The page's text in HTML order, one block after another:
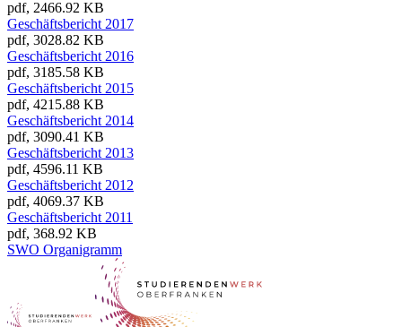
pdf, 2466.92 KB
Geschäftsbericht 2017
pdf, 3028.82 KB
Geschäftsbericht 2016
pdf, 3185.58 KB
Geschäftsbericht 2015
pdf, 4215.88 KB
Geschäftsbericht 2014
pdf, 3090.41 KB
Geschäftsbericht 2013
pdf, 4596.11 KB
Geschäftsbericht 2012
pdf, 4069.37 KB
Geschäftsbericht 2011
pdf, 368.92 KB
SWO Organigramm